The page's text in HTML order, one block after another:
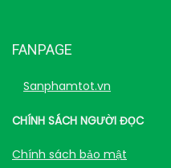
FANPAGE
Sanphamtot.vn
CHÍNH SÁCH NGƯỜI ĐỌC
Chính sách bảo mật